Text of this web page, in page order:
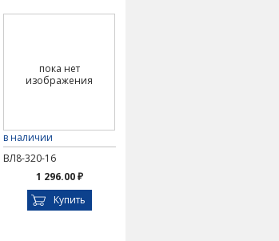
пока нет
изображения
в наличии
ВЛ8-320-16
1 296.00 ₽
Купить